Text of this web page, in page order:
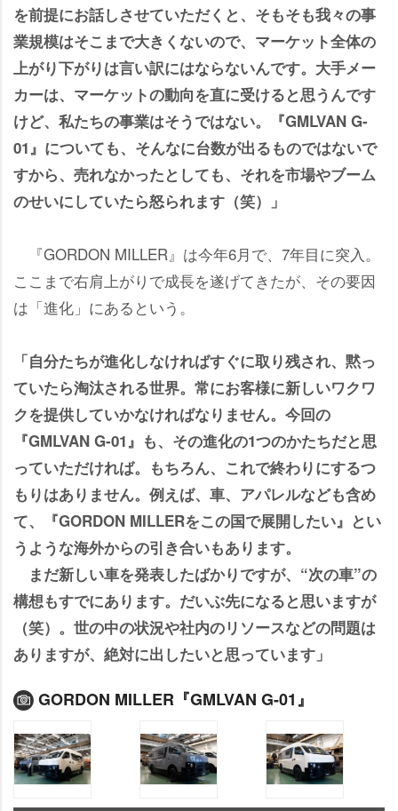
を前提にお話しさせていただくと、そもそも我々の事
業規模はそこまで大きくないので、マーケット全体の
上がり下がりは言い訳にはならないんです。大手メー
カーは、マーケットの動向を直に受けると思うんです
けど、私たちの事業はそうではない。『GMLVAN G-
01』についても、そんなに台数が出るものではないで
すから、売れなかったとしても、それを市場やブーム
のせいにしていたら怒られます（笑）」
『GORDON MILLER』は今年6月で、7年目に突入。
ここまで右肩上がりで成長を遂げてきたが、その要因
は「進化」にあるという。
「自分たちが進化しなければすぐに取り残され、黙っ
ていたら淘汰される世界。常にお客様に新しいワクワ
クを提供していかなければなりません。今回の
『GMLVAN G-01』も、その進化の1つのかたちだと思
っていただければ。もちろん、これで終わりにするつ
もりはありません。例えば、車、アパレルなども含め
て、『GORDON MILLERをこの国で展開したい』とい
うような海外からの引き合いもあります。
まだ新しい車を発表したばかりですが、“次の車”の
構想もすでにあります。だいぶ先になると思いますが
（笑）。世の中の状況や社内のリソースなどの問題は
ありますが、絶対に出したいと思っています」
GORDON MILLER『GMLVAN G-01』